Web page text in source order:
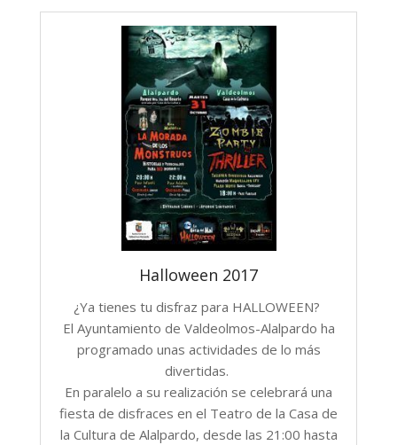
Halloween 2017
¿Ya tienes tu disfraz para HALLOWEEN?
El Ayuntamiento de Valdeolmos-Alalpardo ha
programado unas actividades de lo más
divertidas.
En paralelo a su realización se celebrará una
fiesta de disfraces en el Teatro de la Casa de
la Cultura de Alalpardo, desde las 21:00 hasta